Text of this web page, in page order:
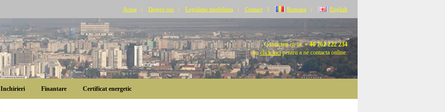
Acasa | Despre noi | Legislatie imobiliara | Contact || Romana | English
Contactati-ne la:+ 40 762 222 234
sauclick aicipentru a ne contacta online.
Inchirieri Finantare Certificat energetic